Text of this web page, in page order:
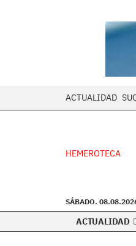
ACTUALIDAD
HEMEROTECA
SÁBADO.
ACTUALIDAD